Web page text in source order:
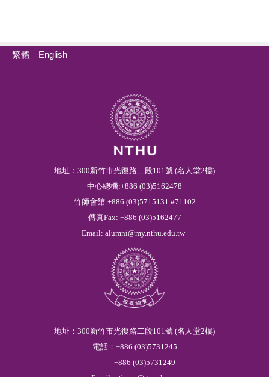
繁體 English
地址：300新竹市光復路二段101號 (名人堂2樓)
中心總機:+886 (03)5162478
竹師會館:+886 (03)5715131 #71102
傳真Fax: +886 (03)5162477
Email: alumni@my.nthu.edu.tw
地址：300新竹市光復路二段101號 (名人堂2樓)
電話： +886 (03)5731245
+886 (03)5731249